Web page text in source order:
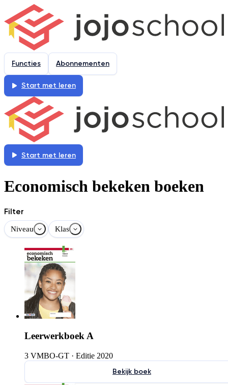
Functies Abonnementen
Start met leren
Start met leren
Economisch bekeken boeken
Filter
Niveau Klas
Leerwerkboek A
3 VMBO-GT · Editie 2020
Bekijk boek